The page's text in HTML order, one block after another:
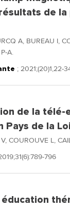
de
A, BUREAU I,
A.
; 2021;(20)1,22-
de la
Pays de la
V, COUROUVE L,
796
éducation